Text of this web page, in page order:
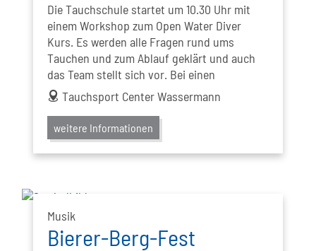
Die Tauchschule startet um 10.30 Uhr mit
einem Workshop zum Open Water Diver
Kurs. Es werden alle Fragen rund ums
Tauchen und zum Ablauf geklärt und auch
das Team stellt sich vor. Bei einen
address
Tauchsport Center Wassermann
weitere Informationen
Musik
Bierer-Berg-Fest